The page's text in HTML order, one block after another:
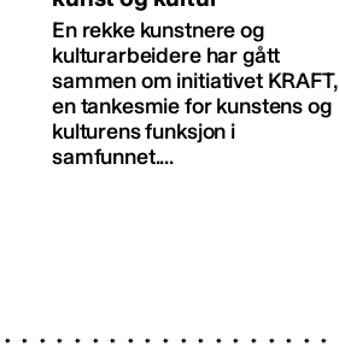
En rekke kunstnere og
kulturarbeidere har gått
sammen om initiativet KRAFT,
en tankesmie for kunstens og
kulturens funksjon i
samfunnet....